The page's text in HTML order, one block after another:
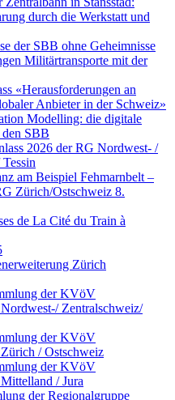
durch die Werkstatt und
der SBB ohne Geheimnisse
Militärtransporte mit der
«Herausforderungen an
Anbieter in der Schweiz»
Modelling: die digitale
SBB
2026 der RG Nordwest- /
am Beispiel Fehmarnbelt –
Zürich/Ostschweiz 8.
de La Cité du Train à
Zürich
der KVöV
Zentralschweiz/
der KVöV
/ Ostschweiz
der KVöV
/ Jura
der Regionalgruppe